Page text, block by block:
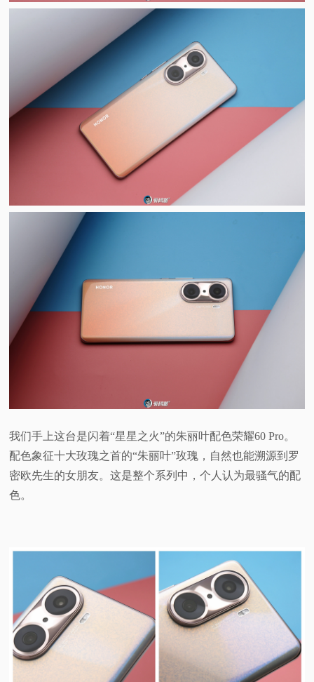
我们手上这台是闪着“星星之火”的朱丽叶配色荣耀60 Pro。
配色象征十大玫瑰之首的“朱丽叶”玫瑰，自然也能溯源到罗
密欧先生的女朋友。这是整个系列中，个人认为最骚气的配
色。